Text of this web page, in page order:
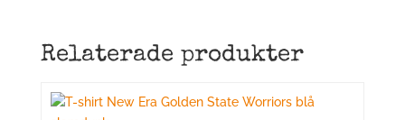
Relaterade produkter